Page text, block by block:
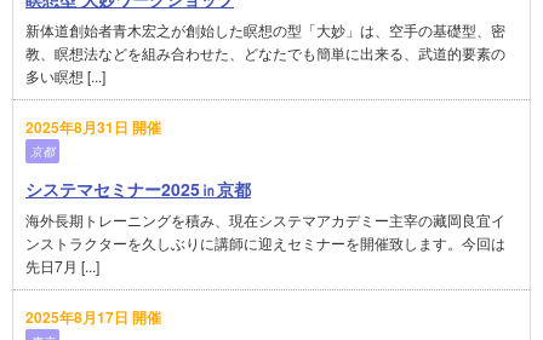
新体道創始者青木宏之が創始した瞑想の型「大妙」は、空手の基礎型、密
教、瞑想法などを組み合わせた、どなたでも簡単に出来る、武道的要素の
多い瞑想 [...]
2025年8月31日 開催
京都
システマセミナー2025㏌京都
海外長期トレーニングを積み、現在システマアカデミー主宰の藏岡良宜イ
ンストラクターを久しぶりに講師に迎えセミナーを開催致します。今回は
先日7月 [...]
2025年8月17日 開催